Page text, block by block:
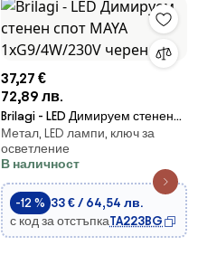
37,27 €
72,89 лв.
Brilagi - LED Димируем стенен
спот MAYA 1xG9/4W/230V черен
Метал, LED лампи, ключ за
осветление
В наличност
-12 % 33 € / 64,54 лв.
с код за отстъпкаTA223BG